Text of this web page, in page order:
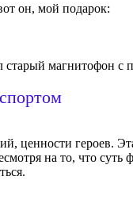
он, мой подарок:
старый магнитофон
ценности героев.
на то, что